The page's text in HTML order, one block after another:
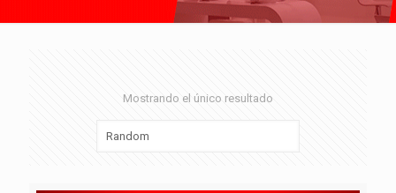
Mostrando el único resultado